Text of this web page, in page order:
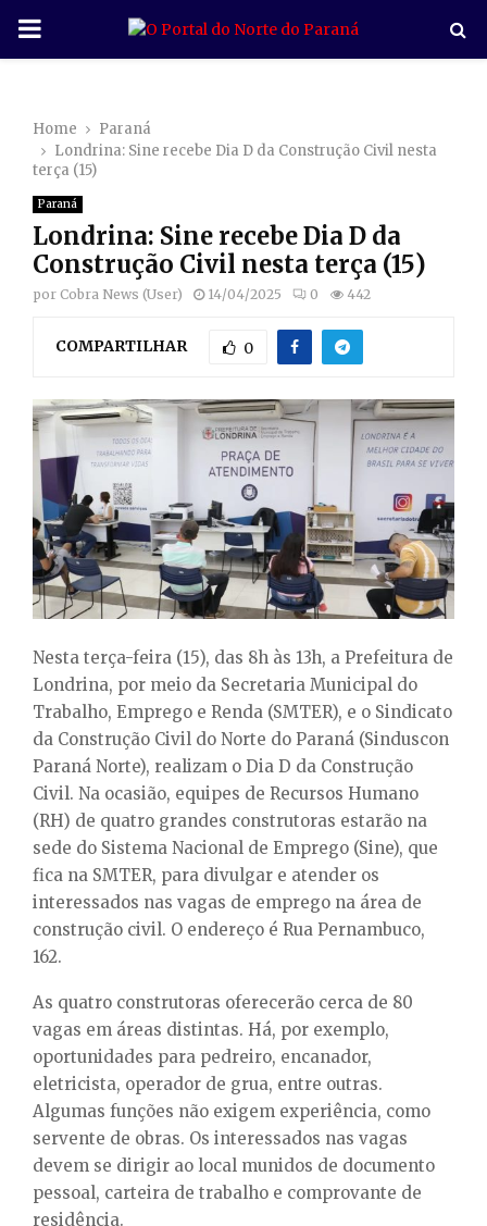
P
M
A
M
E
N
U
Home
Paraná
Londrina: Sine recebe Dia D da Construção Civil nesta
terça (15)
Paraná
Londrina: Sine recebe Dia D da
Construção Civil nesta terça (15)
por Cobra News (User) 14/04/2025 0 442
COMPARTILHAR 0
Nesta terça-feira (15), das 8h às 13h, a Prefeitura de
Londrina, por meio da Secretaria Municipal do
Trabalho, Emprego e Renda (SMTER), e o Sindicato
da Construção Civil do Norte do Paraná (Sinduscon
Paraná Norte), realizam o Dia D da Construção
Civil. Na ocasião, equipes de Recursos Humano
(RH) de quatro grandes construtoras estarão na
sede do Sistema Nacional de Emprego (Sine), que
fica na SMTER, para divulgar e atender os
interessados nas vagas de emprego na área de
construção civil. O endereço é Rua Pernambuco,
162.
As quatro construtoras oferecerão cerca de 80
vagas em áreas distintas. Há, por exemplo,
oportunidades para pedreiro, encanador,
eletricista, operador de grua, entre outras.
Algumas funções não exigem experiência, como
servente de obras. Os interessados nas vagas
devem se dirigir ao local munidos de documento
pessoal, carteira de trabalho e comprovante de
residência.